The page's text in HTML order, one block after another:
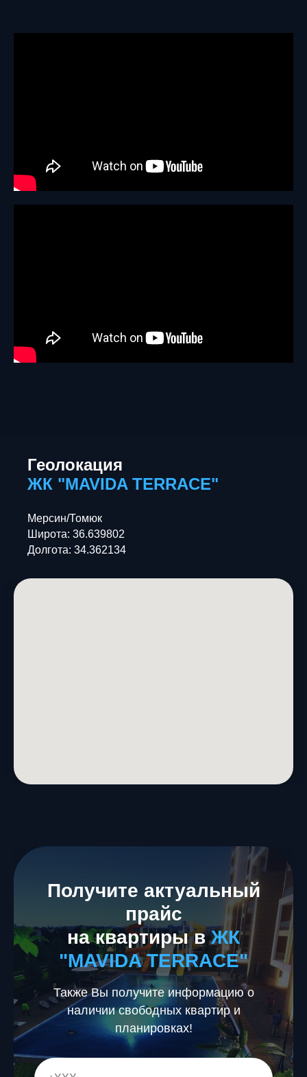
Геолокация
ЖК "MAVIDA TERRACE"
Мерсин/Томюк
Широта: 36.639802
Долгота: 34.362134
Получите актуальный
прайс
на квартиры вЖК
"MAVIDA TERRACE"
Также Вы получите информацию о
наличии свободных квартир и
планировках!